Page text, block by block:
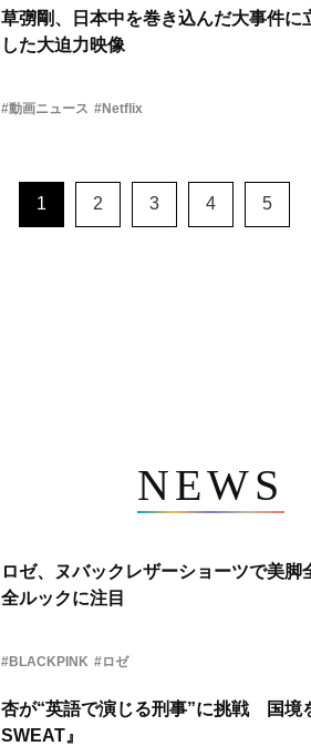
草彅剛、日本中を巻き込んだ大事件
した大迫力映像
#動画ニュース #Netflix
1 2 3 4 5
NEWS
ロゼ、ヌバックレザーショーツで美
全ルックに注目
#BLACKPINK #ロゼ
杏が“英語で演じる刑事”に挑戦 国境
SWEAT』